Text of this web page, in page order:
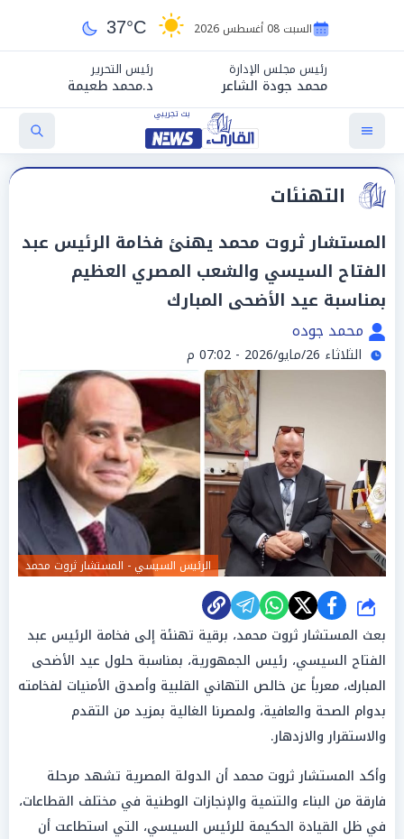
السبت 08 أغسطس 2026 37°C
رئيس مجلس الإدارة
محمد جودة الشاعر
رئيس التحرير
د.محمد طعيمة
التهنئات
المستشار ثروت محمد يهنئ فخامة الرئيس عبد
الفتاح السيسي والشعب المصري العظيم
بمناسبة عيد الأضحى المبارك
محمد جوده
الثلاثاء 26/مايو/2026 - 07:02 م
الرئيس السيسي - المستشار ثروت محمد
شارك
بعث المستشار ثروت محمد، برقية تهنئة إلى فخامة الرئيس عبد
الفتاح السيسي، رئيس الجمهورية، بمناسبة حلول عيد الأضحى
المبارك، معرباً عن خالص التهاني القلبية وأصدق الأمنيات لفخامته
بدوام الصحة والعافية، ولمصرنا الغالية بمزيد من التقدم
والاستقرار والازدهار.
وأكد المستشار ثروت محمد أن الدولة المصرية تشهد مرحلة
فارقة من البناء والتنمية والإنجازات الوطنية في مختلف القطاعات،
في ظل القيادة الحكيمة للرئيس السيسي، التي استطاعت أن